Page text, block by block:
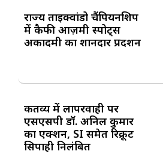
राज्य ताइक्वांडो चैंपियनशिप
में कैफी आज़मी स्पोर्ट्स
अकादमी का शानदार प्रदर्शन
कर्तव्य में लापरवाही पर
एसएसपी डॉ. अनिल कुमार
का एक्शन, SI समेत रिक्रूट
सिपाही निलंबित